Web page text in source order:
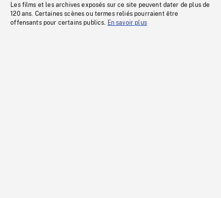
Les films et les archives exposés sur ce site peuvent dater de plus de
120 ans. Certaines scènes ou termes reliés pourraient être
offensants pour certains publics. En savoir plus